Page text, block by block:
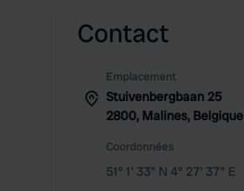
Contact
Emplacement
Stuivenbergbaan 25
2800, Malines, Belgique
Coordonnées
51° 1' 33" N 4° 27' 37" E